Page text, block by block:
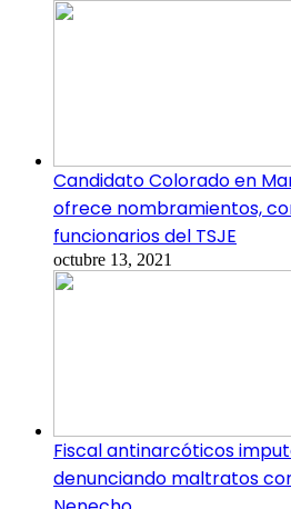
Candidato Colorado en
ofrece nombramientos,
funcionarios del TSJE
octubre 13, 2021
Fiscal antinarcóticos
denunciando maltratos